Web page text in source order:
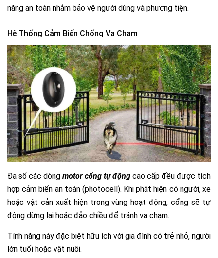
năng an toàn nhằm bảo vệ người dùng và phương tiện.
Hệ Thống Cảm Biến Chống Va Chạm
Đa số các dòng motor cổng tự động cao cấp đều được tích
hợp cảm biến an toàn (photocell). Khi phát hiện có người, xe
hoặc vật cản xuất hiện trong vùng hoạt động, cổng sẽ tự
động dừng lại hoặc đảo chiều để tránh va chạm.
Tính năng này đặc biệt hữu ích với gia đình có trẻ nhỏ, người
lớn tuổi hoặc vật nuôi.